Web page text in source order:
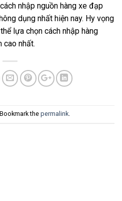
nhập nguồn hàng xe đạp
dụng nhất hiện nay. Hy vọng
lựa chọn cách nhập hàng
cao nhất.
the permalink.